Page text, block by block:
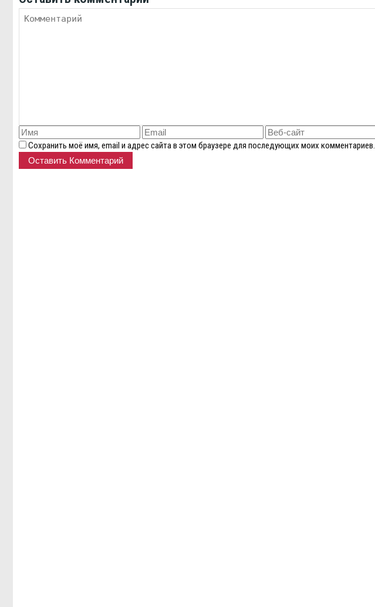
Сохранить моё имя, email и адрес сайта в этом браузере для последующих моих комментариев.